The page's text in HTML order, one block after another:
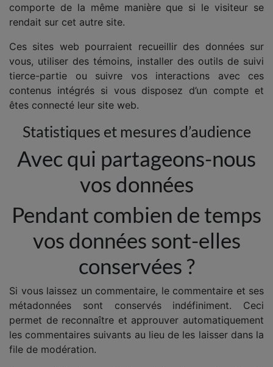
comporte de la même manière que si le visiteur se
rendait sur cet autre site.
Ces sites web pourraient recueillir des données sur
vous, utiliser des témoins, installer des outils de suivi
tierce-partie ou suivre vos interactions avec ces
contenus intégrés si vous disposez d’un compte et
êtes connecté leur site web.
Statistiques et mesures d’audience
Avec qui partageons-nous
vos données
Pendant combien de temps
vos données sont-elles
conservées ?
Si vous laissez un commentaire, le commentaire et ses
métadonnées sont conservés indéfiniment. Ceci
permet de reconnaître et approuver automatiquement
les commentaires suivants au lieu de les laisser dans la
file de modération.